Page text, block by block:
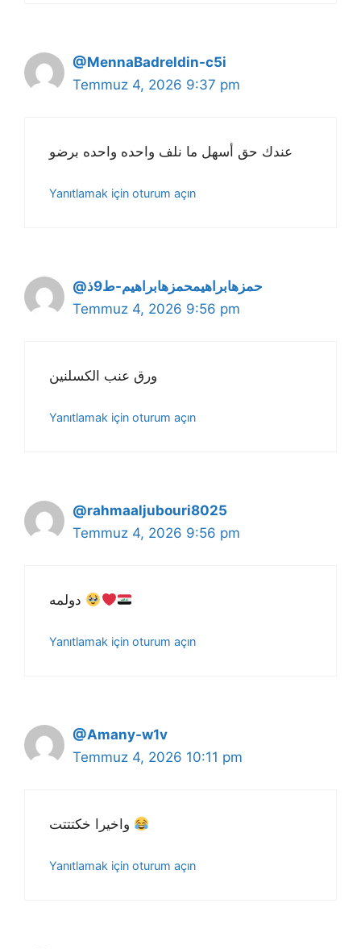
@MennaBadreldin-c5i
Temmuz 4, 2026 9:37 pm
عندك حق أسهل ما نلف واحده واحده برضو
Yanıtlamak için oturum açın
@حمزهابراهيمحمزهابراهيم-ط9ذ
Temmuz 4, 2026 9:56 pm
ورق عنب الكسلنين
Yanıtlamak için oturum açın
@rahmaaljubouri8025
Temmuz 4, 2026 9:56 pm
Yanıtlamak için oturum açın
@Amany-w1v
Temmuz 4, 2026 10:11 pm
Yanıtlamak için oturum açın